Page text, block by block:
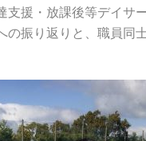
支援・放課後等デイサ
の振り返りと、職員同